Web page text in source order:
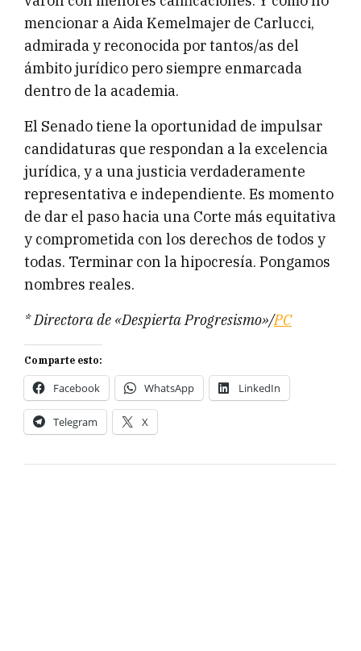
mencionar a Aida Kemelmajer de Carlucci,
admirada y reconocida por tantos/as del
ámbito jurídico pero siempre enmarcada
dentro de la academia.
El Senado tiene la oportunidad de impulsar
candidaturas que respondan a la excelencia
jurídica, y a una justicia verdaderamente
representativa e independiente. Es momento
de dar el paso hacia una Corte más equitativa
y comprometida con los derechos de todos y
todas. Terminar con la hipocresía. Pongamos
nombres reales.
* Directora de «Despierta Progresismo»/PC
Comparte esto:
Facebook WhatsApp LinkedIn
Telegram X